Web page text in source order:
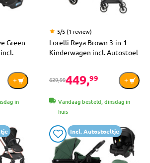
Green
in
5/5 (1 review)
Lorelli Reya Brown 3-in-1
Kinderwagen incl. Autostoel
629,99449,99
Vandaag besteld, dinsdag in
huis
Incl. Autostoeltje